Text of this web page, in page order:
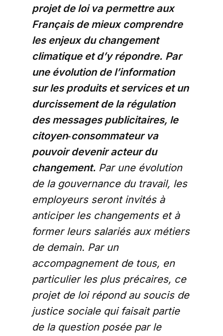
projet de loi va permettre aux
Français de mieux comprendre
les enjeux du changement
climatique et d’y répondre. Par
une évolution de l’information
sur les produits et services et un
durcissement de la régulation
des messages publicitaires, le
citoyen‑consommateur va
pouvoir devenir acteur du
changement. Par une évolution
de la gouvernance du travail, les
employeurs seront invités à
anticiper les changements et à
former leurs salariés aux métiers
de demain. Par un
accompagnement de tous, en
particulier les plus précaires, ce
projet de loi répond au soucis de
justice sociale qui faisait partie
de la question posée par le